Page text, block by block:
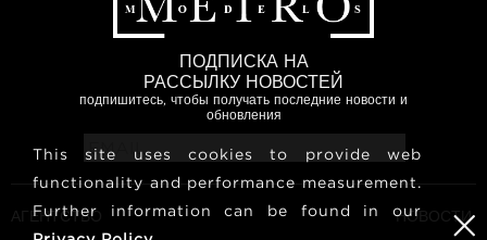
ПОДПИСКА НА
РАССЫЛКУ НОВОСТЕЙ
подпишитесь, чтобы получать последние новости и
обновления
АГЕНТСТВО НОВОСТИ
This site uses cookies to provide web
functionality and performance measurement.
Further information can be found in our